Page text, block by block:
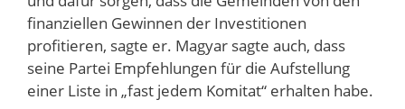
finanziellen Gewinnen der Investitionen
profitieren, sagte er. Magyar sagte auch, dass
seine Partei Empfehlungen für die Aufstellung
einer Liste in „fast jedem Komitat“ erhalten habe.